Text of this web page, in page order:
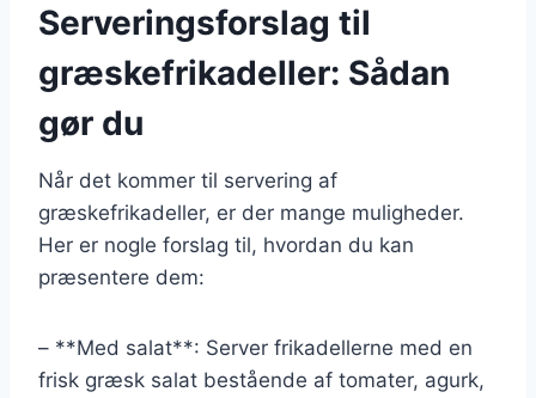
Serveringsforslag til
græskefrikadeller: Sådan
gør du
Når det kommer til servering af
græskefrikadeller, er der mange muligheder.
Her er nogle forslag til, hvordan du kan
præsentere dem:
– **Med salat**: Server frikadellerne med en
frisk græsk salat bestående af tomater, agurk,